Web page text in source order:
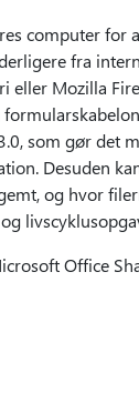
computer for
fra
Mozilla
som gør det
Desuden
og hvor
Office